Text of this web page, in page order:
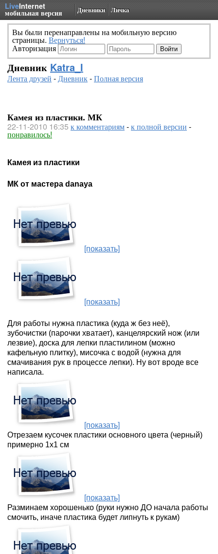
LiveInternet
мобильная версия Дневники Личка
Вы были перенаправлены на мобильную версию
страницы. Вернуться!
Авторизация
Дневник Katra_I
Лента друзей -Дневник-Полная версия
Камея из пластики. МК
22-11-2010 16:35 к комментариям-к полной версии -
понравилось!
Камея из пластики
МК от мастера danaya
[показать]
[показать]
Для работы нужна пластика (куда ж без неё),
зубочистки (парочки хватает), канцелярский нож (или
лезвие), доска для лепки пластилином (можно
кафельную плитку), мисочка с водой (нужна для
смачивания рук в процессе лепки). Ну вот вроде все
написала.
[показать]
Отрезаем кусочек пластики основного цвета (черный)
примерно 1х1 см
[показать]
Разминаем хорошенько (руки нужно ДО начала работы
смочить, иначе пластика будет липнуть к рукам)